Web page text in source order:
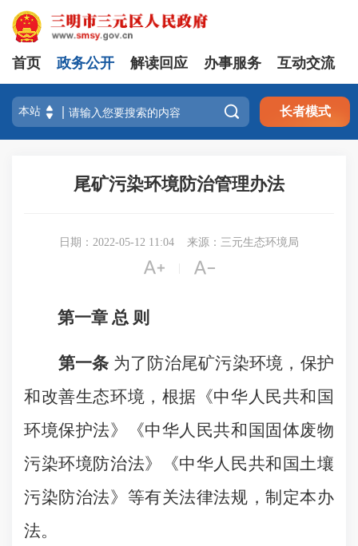
首页 政务公开 解读回应 办事服务 互动交流
 长者模式
尾矿污染环境防治管理办法
日期：2022-05-12 11:04 来源：三元生态环境局
 
第一章 总 则
第一条 为了防治尾矿污染环境，保护
和改善生态环境，根据《中华人民共和国
环境保护法》《中华人民共和国固体废物
污染环境防治法》《中华人民共和国土壤
污染防治法》等有关法律法规，制定本办
法。